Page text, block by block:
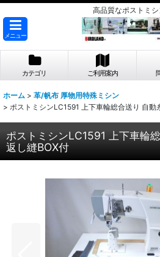
高品質なポストミ
メニュー
カテゴリ ご利用案内
ホーム > 革/帆布 厚物用特殊ミシン
> ポストミシンLC1591 上下車輪総合送り 自動
ポストミシンLC1591 上下車輪
返し縫BOX付